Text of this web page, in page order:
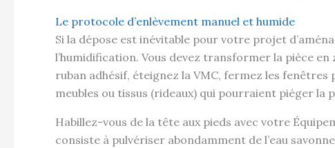
Le protocole d’enlèvement manuel et humide
Si la dépose est inévitable pour votre projet
l’humidification. Vous devez transformer la pièce
ruban adhésif, éteignez la VMC, fermez les
meubles ou tissus (rideaux) qui pourraient piéger la
Habillez-vous de la tête aux pieds avec votre
consiste à pulvériser abondamment de l’eau